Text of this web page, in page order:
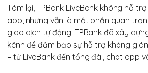
Tóm lại, TPBank LiveBank không hỗ
app, nhưng vẫn là một phần quan
giao dịch tự động. TPBank đã xây
kênh để đảm bảo sự hỗ trợ không
– từ LiveBank đến tổng đài, chat app